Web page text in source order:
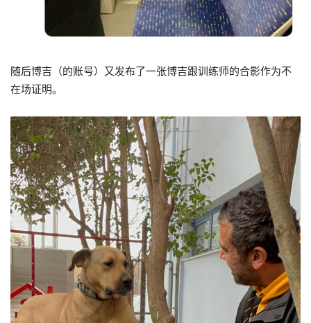
随后博吉（的账号）又发布了一张博吉跟训练师的合影作为不
在场证明。